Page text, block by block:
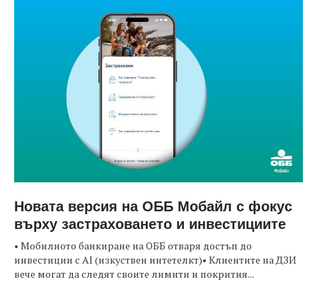
Новата версия на ОББ Мобайл с фокус
върху застраховането и инвестициите
• Мобилното банкиране на ОББ отваря достъп до
инвестиции с AI (изкуствен интетелкт)• Клиентите на ДЗИ
вече могат да следят своите лимити и покрития...